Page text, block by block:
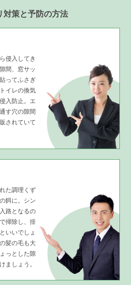
対策と予防の方法
侵入してき
間、窓サッ
ってふさぎ
イレの換気
入防止。エ
す穴の隙間
されていて
た調理くず
餌に。シン
路となるの
掃除し、排
いいでしょ
髪の毛も大
っとした隙
ましょう。